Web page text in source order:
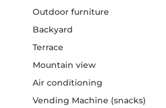
Outdoor furniture
Backyard
Terrace
Mountain view
Air conditioning
Vending Machine (snacks)